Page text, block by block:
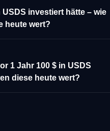
investiert hätte – wie
heute wert?
1 Jahr 100 $ in USDS
diese heute wert?